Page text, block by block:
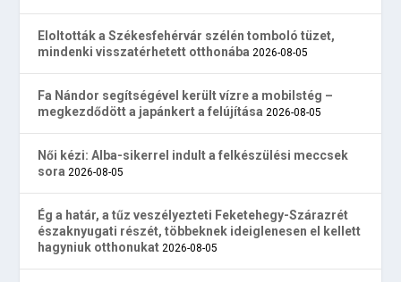
Eloltották a Székesfehérvár szélén tomboló tüzet,
mindenki visszatérhetett otthonába 2026-08-05
Fa Nándor segítségével került vízre a mobilstég –
megkezdődött a japánkert a felújítása 2026-08-05
Női kézi: Alba-sikerrel indult a felkészülési meccsek
sora 2026-08-05
Ég a határ, a tűz veszélyezteti Feketehegy-Szárazrét
északnyugati részét, többeknek ideiglenesen el kellett
hagyniuk otthonukat 2026-08-05